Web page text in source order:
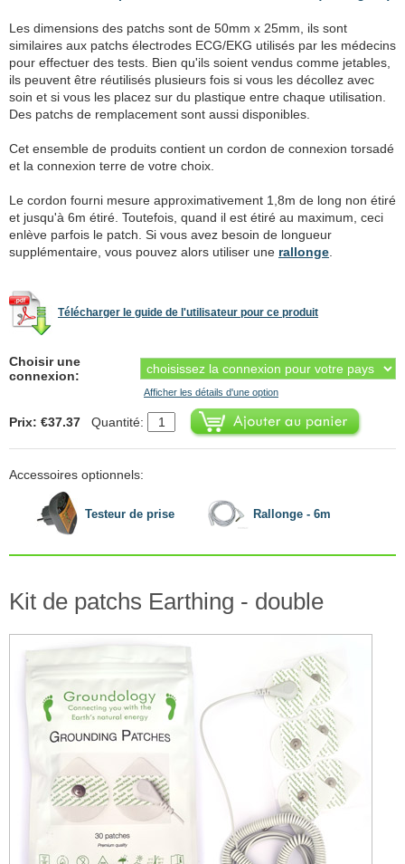
Les dimensions des patchs sont de 50mm x 25mm, ils sont
similaires aux patchs électrodes ECG/EKG utilisés par les médecins
pour effectuer des tests. Bien qu'ils soient vendus comme jetables,
ils peuvent être réutilisés plusieurs fois si vous les décollez avec
soin et si vous les placez sur du plastique entre chaque utilisation.
Des patchs de remplacement sont aussi disponibles.
Cet ensemble de produits contient un cordon de connexion torsadé
et la connexion terre de votre choix.
Le cordon fourni mesure approximativement 1,8m de long non étiré
et jusqu'à 6m étiré. Toutefois, quand il est étiré au maximum, ceci
enlève parfois le patch. Si vous avez besoin de longueur
supplémentaire, vous pouvez alors utiliser une rallonge
Télécharger le guide de l'utilisateur pour ce produit
Choisir une
connexion:
Afficher les détails d'une option
Prix: €37.37 Quantité:
Accessoires optionnels:
Testeur de prise Rallonge - 6m
Kit de patchs Earthing - double